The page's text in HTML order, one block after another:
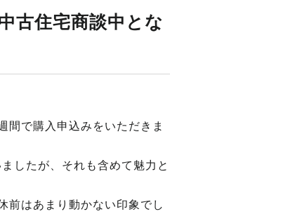
古住宅商談中とな
間で購入申込みをいただきま
したが、それも含めて魅力と
前はあまり動かない印象でし